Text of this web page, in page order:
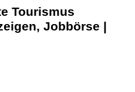
Tourismus
Jobbörse |